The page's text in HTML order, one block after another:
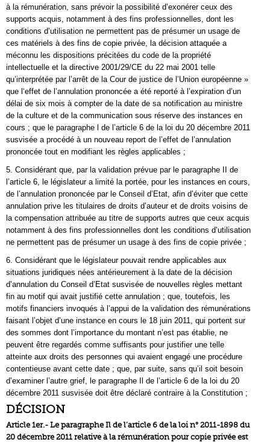
à la rémunération, sans prévoir la possibilité d’exonérer ceux des
supports acquis, notamment à des fins professionnelles, dont les
conditions d’utilisation ne permettent pas de présumer un usage de
ces matériels à des fins de copie privée, la décision attaquée a
méconnu les dispositions précitées du code de la propriété
intellectuelle et la directive 2001/29/CE du 22 mai 2001 telle
qu’interprétée par l’arrêt de la Cour de justice de l’Union européenne »
que l‘effet de l’annulation prononcée a été reporté à l’expiration d’un
délai de six mois à compter de la date de sa notification au ministre
de la culture et de la communication sous réserve des instances en
cours ; que le paragraphe l de l’article 6 de la loi du 20 décembre 2011
susvisée a procédé à un nouveau report de l’effet de l’annulation
prononcée tout en modifiant les règles applicables ;
5. Considérant que, par la validation prévue par le paragraphe II de
l’article 6, le législateur a limité la portée, pour les instances en cours,
de l’annulation prononcée par le Conseil d’Etat, afin d’éviter que cette
annulation prive les titulaires de droits d’auteur et de droits voisins de
la compensation attribuée au titre de supports autres que ceux acquis
notamment à des fins professionnelles dont les conditions d’utilisation
ne permettent pas de présumer un usage à des fins de copie privée ;
6. Considérant que le législateur pouvait rendre applicables aux
situations juridiques nées antérieurement à la date de la décision
d’annulation du Conseil d’Etat susvisée de nouvelles règles mettant
fin au motif qui avait justifié cette annulation ; que, toutefois, les
motifs financiers invoqués à l’appui de la validation des rémunérations
faisant l’objet d’une instance en cours le 18 juin 2011, qui portent sur
des sommes dont l’importance du montant n’est pas établie, ne
peuvent être regardés comme suffisants pour justifier une telle
atteinte aux droits des personnes qui avaient engagé une procédure
contentieuse avant cette date ; que, par suite, sans qu’il soit besoin
d’examiner l’autre grief, le paragraphe Il de l’article 6 de la loi du 20
décembre 2011 susvisée doit être déclaré contraire à la Constitution ;
DÉCISION
Article 1er.- Le paragraphe Il de l’article 6 de la loi n° 2011-1898 du
20 décembre 2011 relative à la rémunération pour copie privée est